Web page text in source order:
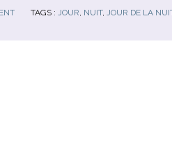
TAGS : JOUR, NUIT, JOUR DE LA